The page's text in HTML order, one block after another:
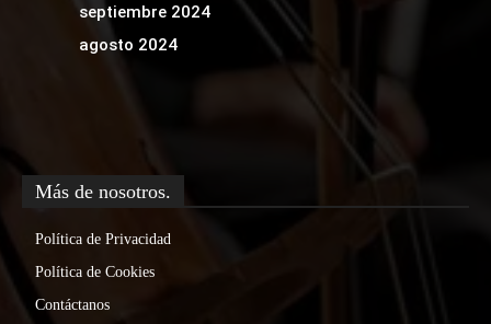
septiembre 2024
agosto 2024
Más de nosotros.
Política de Privacidad
Política de Cookies
Contáctanos